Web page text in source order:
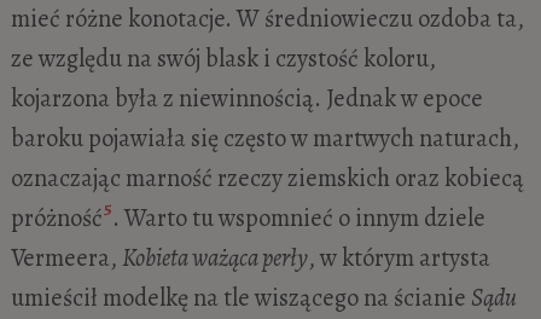
mieć różne konotacje. W średniowieczu ozdoba ta,
ze względu na swój blask i czystość koloru,
kojarzona była z niewinnością. Jednak w epoce
baroku pojawiała się często w martwych naturach,
oznaczając marność rzeczy ziemskich oraz kobiecą
próżność5. Warto tu wspomnieć o innym dziele
Vermeera, Kobieta ważąca perły, w którym artysta
umieścił modelkę na tle wiszącego na ścianie Sądu